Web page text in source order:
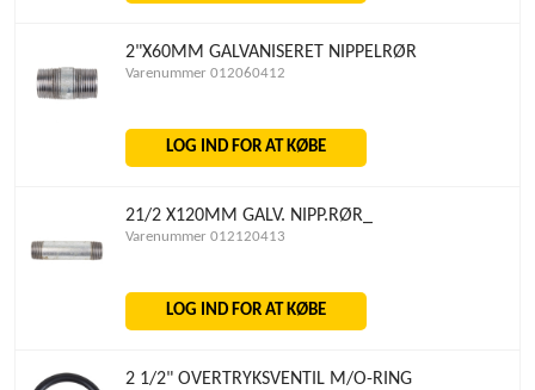
2"X60MM GALVANISERET NIPPELRØR
Varenummer 012060412
LOG IND FOR AT KØBE
21/2 X120MM GALV. NIPP.RØR_
Varenummer 012120413
LOG IND FOR AT KØBE
2 1/2" OVERTRYKSVENTIL M/O-RING